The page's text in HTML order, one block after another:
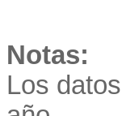
Notas:
Los